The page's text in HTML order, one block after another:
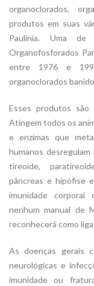
organoclorados,
produtos em suas
Paulínia. Uma de
Organofosforados
entre 1976 e
organoclorados
Esses produtos são
Atingem todos os
e enzimas que
humanos
tireoide,
pâncreas e hipófise
imunidade corporal
nenhum manual de
reconhecerá como
As doenças gerais
neurológicas e
imunidade ou